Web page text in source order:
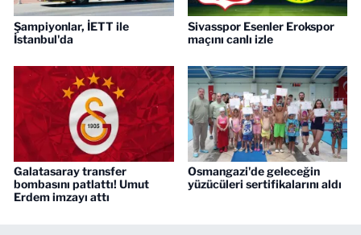
Şampiyonlar, İETT ile
İstanbul'da
Sivasspor Esenler Erokspor
maçını canlı izle
Galatasaray transfer
bombasını patlattı! Umut
Erdem imzayı attı
Osmangazi'de geleceğin
yüzücüleri sertifikalarını aldı